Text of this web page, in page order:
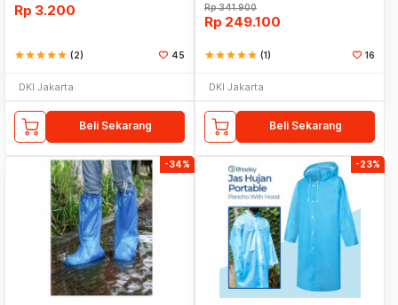
Rp 3.200
starstarstarstarstar (2) 45
DKI Jakarta
Beli Sekarang
Rp341.900
Rp 249.100
starstarstarstarstar (1) 16
DKI Jakarta
Beli Sekarang
-34% -23%